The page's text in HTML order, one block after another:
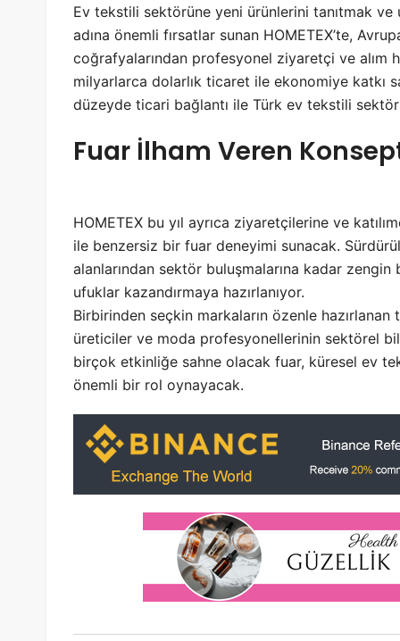
Ev tekstili sektörüne yeni ürünlerini tanıtmak
adına önemli fırsatlar sunan HOMETEX’te,
coğrafyalarından profesyonel ziyaretçi ve alım
milyarlarca dolarlık ticaret ile ekonomiye katkı
düzeyde ticari bağlantı ile Türk ev tekstili
Fuar İlham Veren
HOMETEX bu yıl ayrıca ziyaretçilerine ve
ile benzersiz bir fuar deneyimi sunacak.
alanlarından sektör buluşmalarına kadar
ufuklar kazandırmaya hazırlanıyor.
Birbirinden seçkin markaların özenle hazırlanan
üreticiler ve moda profesyonellerinin sektörel
birçok etkinliğe sahne olacak fuar, küresel ev
önemli bir rol oynayacak.